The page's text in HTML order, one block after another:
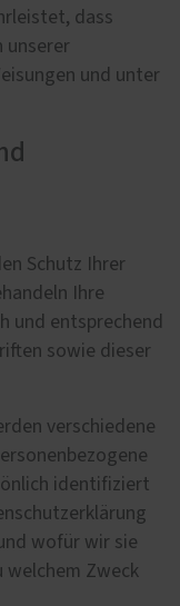
dass
unserer
und unter
Schutz Ihrer
Ihre
und entsprechend
sowie dieser
verschiedene
identifiziert
wofür wir sie
welchem Zweck